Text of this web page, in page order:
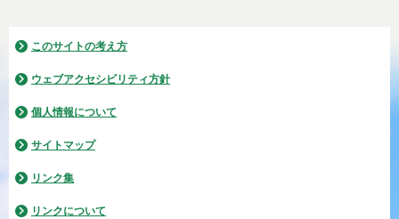
このサイトの考え方
ウェブアクセシビリティ方針
個人情報について
サイトマップ
リンク集
リンクについて